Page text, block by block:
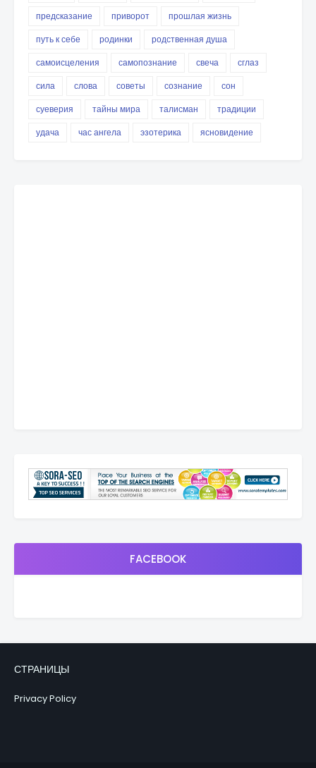
предсказание
приворот
прошлая жизнь
путь к себе
родинки
родственная душа
самоисцеления
самопознание свеча
сглаз
сила
слова советы сознание
сон
суеверия
тайны мира талисман
традиции
удача
час ангела эзотерика ясновидение
FACEBOOK
СТРАНИЦЫ
Privacy Policy